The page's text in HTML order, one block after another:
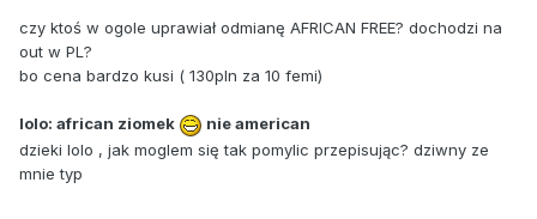
czy ktoś w ogole uprawiał odmianę AFRICAN FREE? dochodzi na
out w PL?
bo cena bardzo kusi ( 130pln za 10 femi)
lolo: african ziomek
nie american
dzieki lolo , jak moglem się tak pomylic przepisując? dziwny ze
mnie typ